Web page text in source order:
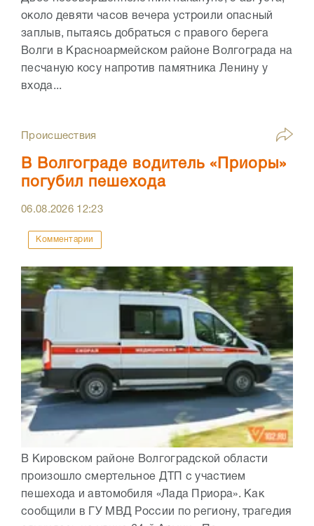
около девяти часов вечера устроили опасный
заплыв, пытаясь добраться с правого берега
Волги в Красноармейском районе Волгограда на
песчаную косу напротив памятника Ленину у
входа...
Происшествия
В Волгограде водитель «Приоры»
погубил пешехода
06.08.2026 12:23
Комментарии
В Кировском районе Волгоградской области
произошло смертельное ДТП с участием
пешехода и автомобиля «Лада Приора». Как
сообщили в ГУ МВД России по региону, трагедия